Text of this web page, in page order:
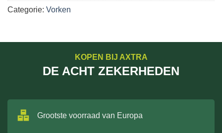
Categorie: Vorken
KOPEN BIJ AXTRA
DE ACHT ZEKERHEDEN
Grootste voorraad van Europa